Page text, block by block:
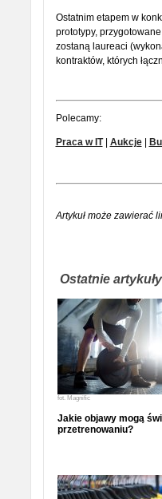
Ostatnim etapem w
prototypy,
zostaną laureaci
kontraktów, których
Polecamy:
Praca w IT| Aukcje|
Artykuł może zawierać
Ostatnie
fot. Magnific
Jakie objawy mogą
przetrenowaniu?